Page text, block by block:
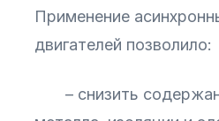
Применение
двигателей позволило:
– снизить